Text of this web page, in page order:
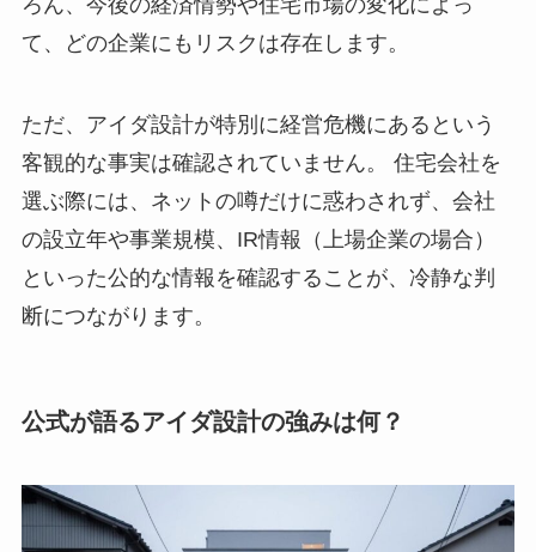
て、どの企業にもリスクは存在します。
ただ、アイダ設計が特別に経営危機にあるという
客観的な事実は確認されていません。 住宅会社を
選ぶ際には、ネットの噂だけに惑わされず、会社
の設立年や事業規模、IR情報（上場企業の場合）
といった公的な情報を確認することが、冷静な判
断につながります。
公式が語るアイダ設計の強みは何？